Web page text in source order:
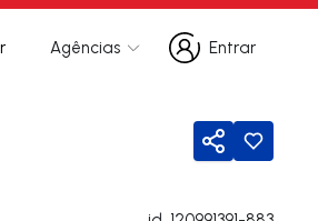
Agências
Entrar
Entrar
Partilhar